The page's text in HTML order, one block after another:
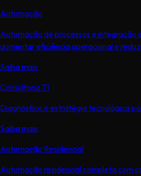
Automação
Automação de processos e integração
aumentar eficiência operacional e
Saiba mais
Consultoria TI
Diagnóstico e estratégia tecnológica
Saiba mais
Automação Residencial
Automação residencial completa com